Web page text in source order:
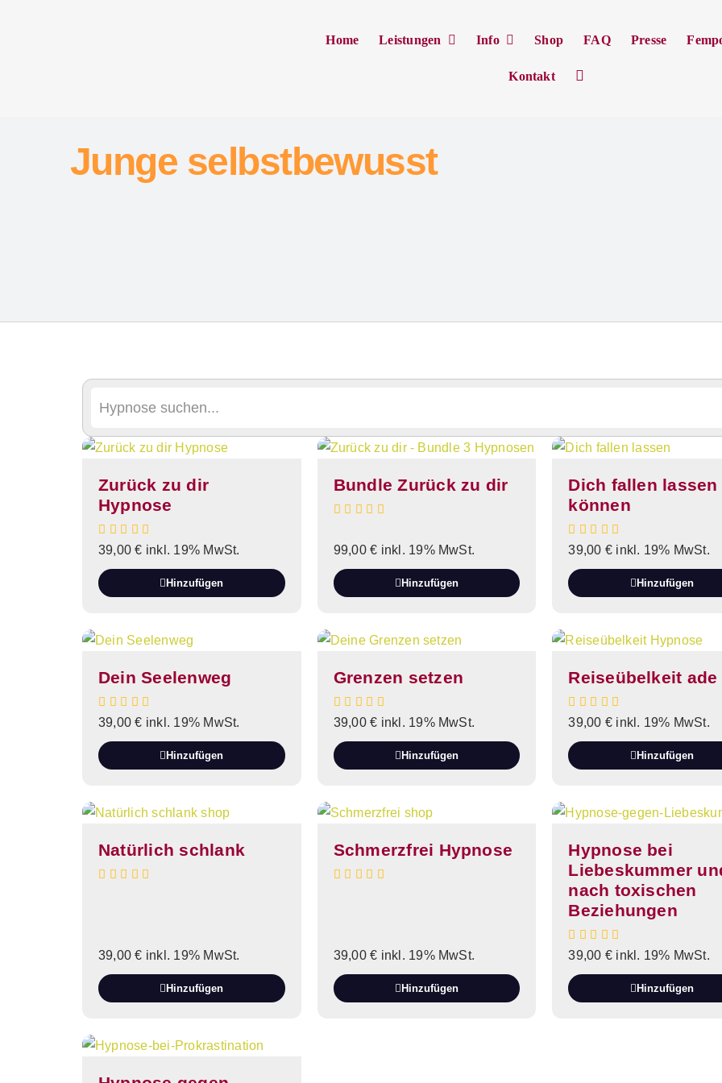
Home Leistungen Info Shop FAQ Presse
Kontakt
Junge selbstbewusst
Zurück zu dir
Hypnose
39,00€ inkl. 19% MwSt.
Hinzufügen
Bundle Zurück zu dir
99,00€ inkl. 19% MwSt.
Hinzufügen
Dich fallen lassen
können
39,00 € inkl. 19% MwSt.
Hinzufügen
Dein Seelenweg
39,00€ inkl. 19% MwSt.
Hinzufügen
Grenzen setzen
39,00€ inkl. 19% MwSt.
Hinzufügen
Reiseübelkeit ade
39,00 € inkl. 19% MwSt.
Hinzufügen
Natürlich schlank
39,00€ inkl. 19% MwSt.
Hinzufügen
Schmerzfrei Hypnose
39,00€ inkl. 19% MwSt.
Hinzufügen
Hypnose bei
Liebeskummer
nach toxischen
Beziehungen
39,00 € inkl. 19% MwSt.
Hinzufügen